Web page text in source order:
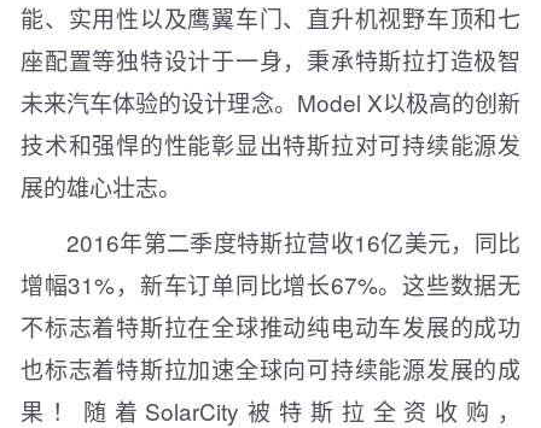
能、实用性以及鹰翼车门、直升机视野车顶和七
座配置等独特设计于一身，秉承特斯拉打造极智
未来汽车体验的设计理念。Model X以极高的创新
技术和强悍的性能彰显出特斯拉对可持续能源发
展的雄心壮志。
2016年第二季度特斯拉营收16亿美元，同比
增幅31%，新车订单同比增长67%。这些数据无
不标志着特斯拉在全球推动纯电动车发展的成功
也标志着特斯拉加速全球向可持续能源发展的成
果！随着SolarCity被特斯拉全资收购，